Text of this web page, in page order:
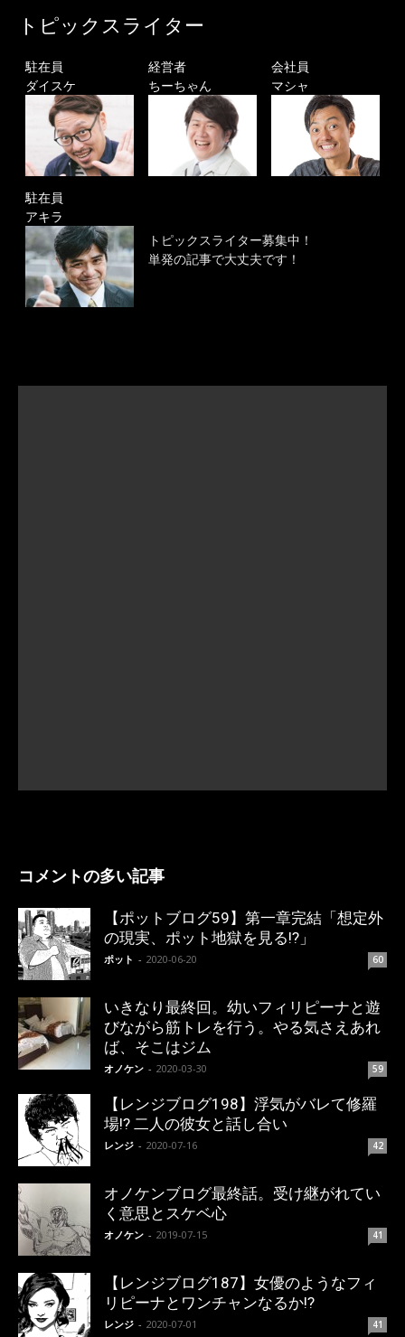
トピックスライター
駐在員
ダイスケ
経営者
ちーちゃん
会社員
マシャ
駐在員
アキラ
トピックスライター募集中！
単発の記事で大丈夫です！
コメントの多い記事
【ポットブログ59】第一章完結「想定外
の現実、ポット地獄を見る!?」
ポット - 2020-06-20 60
いきなり最終回。幼いフィリピーナと遊
びながら筋トレを行う。やる気さえあれ
ば、そこはジム
オノケン - 2020-03-30 59
【レンジブログ198】浮気がバレて修羅
場!? 二人の彼女と話し合い
レンジ - 2020-07-16 42
オノケンブログ最終話。受け継がれてい
く意思とスケベ心
オノケン - 2019-07-15 41
【レンジブログ187】女優のようなフィ
リピーナとワンチャンなるか!?
レンジ - 2020-07-01 41